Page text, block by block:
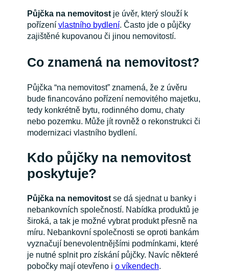
Půjčka na nemovitost je úvěr, který slouží k
pořízení vlastního bydlení. Často jde o půjčky
zajištěné kupovanou či jinou nemovitostí.
Co znamená na nemovitost?
Půjčka “na nemovitost” znamená, že z úvěru
bude financováno pořízení nemovitého majetku,
tedy konkrétně bytu, rodinného domu, chaty
nebo pozemku. Může jít rovněž o rekonstrukci či
modernizaci vlastního bydlení.
Kdo půjčky na nemovitost
poskytuje?
Půjčka na nemovitost se dá sjednat u banky i
nebankovních společností. Nabídka produktů je
široká, a tak je možné vybrat produkt přesně na
míru. Nebankovní společnosti se oproti bankám
vyznačují benevolentnějšími podmínkami, které
je nutné splnit pro získání půjčky. Navíc některé
pobočky mají otevřeno i o víkendech.